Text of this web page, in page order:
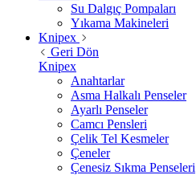
Su Dalgıç Pompaları
Yıkama Makineleri
Knipex
Geri Dön
Knipex
Anahtarlar
Asma Halkalı Penseler
Ayarlı Penseler
Camcı Pensleri
Çelik Tel Kesmeler
Çeneler
Çenesiz Sıkma Penseleri